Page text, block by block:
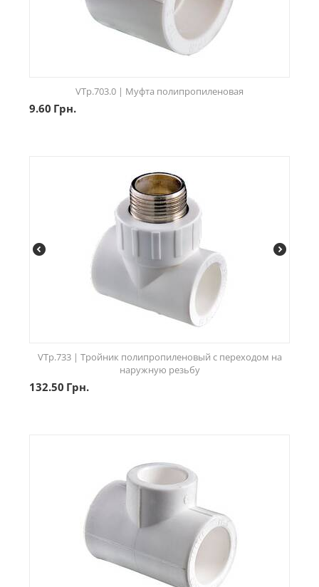
VTp.703.0 | Муфта полипропиленовая
9.60 Грн.
VTp.733 | Тройник полипропиленовый с переходом на
наружную резьбу
132.50 Грн.